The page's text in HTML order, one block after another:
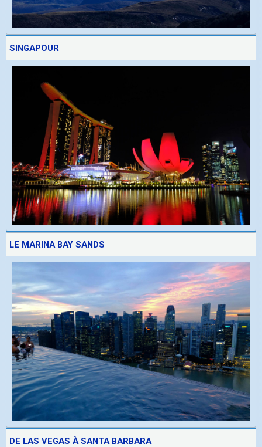
SINGAPOUR
LE MARINA BAY SANDS
DE LAS VEGAS À SANTA BARBARA